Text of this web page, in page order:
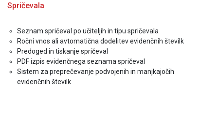
Spričevala
Seznam spričeval po učiteljih in tipu spričevala
Ročni vnos ali avtomatična dodelitev evidenčnih številk
Predoged in tiskanje spričeval
PDF izpis evidenčnega seznama spričeval
Sistem za preprečevanje podvojenih in manjkajočih
evidenčnih številk